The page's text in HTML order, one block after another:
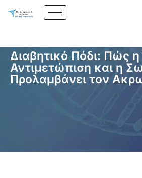
Διαβητικό Πόδι: Πώς η
Αντιμετώπιση και η
Προλαμβάνει τον